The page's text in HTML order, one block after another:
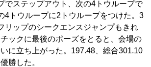
ステップアウト、次の4トウループで
4トウループに2トウループをつけた。3
リップのシークエンスジャンプもきれ
ックに最後のポーズをとると、会場の
に立ち上がった。197.48、総合301.10
勝した。